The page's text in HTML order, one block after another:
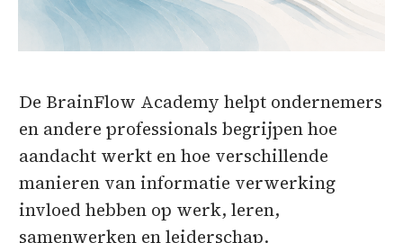
De BrainFlow Academy helpt ondernemers
en andere professionals begrijpen hoe
aandacht werkt en hoe verschillende
manieren van informatie verwerking
invloed hebben op werk, leren,
samenwerken en leiderschap.